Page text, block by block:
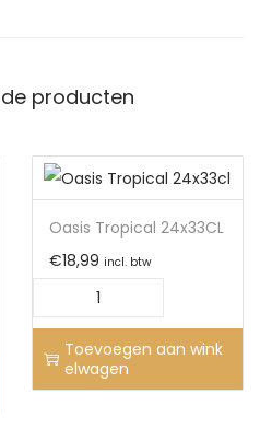
producten
Oasis Tropical 24x33CL
€18,99 incl. btw
Toevoegen aan wink
elwagen